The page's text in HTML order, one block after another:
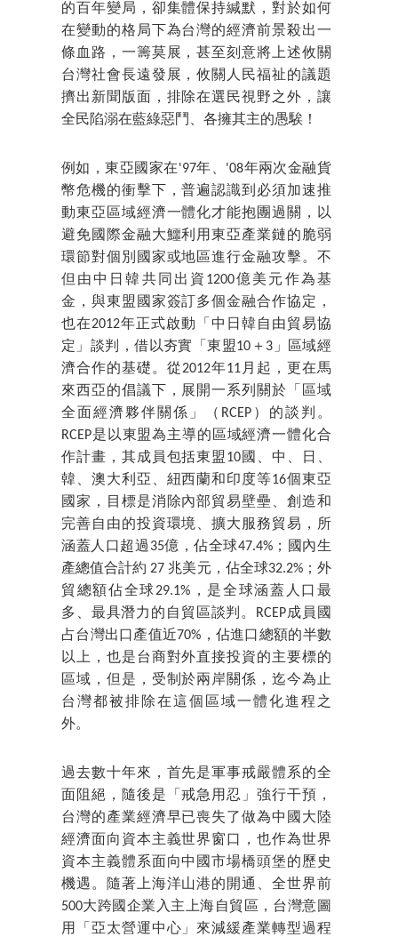
的百年變局，卻集體保持緘默，對於如何
在變動的格局下為台灣的經濟前景殺出一
條血路，一籌莫展，甚至刻意將上述攸關
台灣社會長遠發展，攸關人民福祉的議題
擠出新聞版面，排除在選民視野之外，讓
全民陷溺在藍綠惡鬥、各擁其主的愚騃！
例如，東亞國家在'97年、'08年兩次金融貨
幣危機的衝擊下，普遍認識到必須加速推
動東亞區域經濟一體化才能抱團過關，以
避免國際金融大鱷利用東亞產業鏈的脆弱
環節對個別國家或地區進行金融攻擊。不
但由中日韓共同出資1200億美元作為基
金，與東盟國家簽訂多個金融合作協定，
也在2012年正式啟動「中日韓自由貿易協
定」談判，借以夯實「東盟10＋3」區域經
濟合作的基礎。從2012年11月起，更在馬
來西亞的倡議下，展開一系列關於「區域
全面經濟夥伴關係」（RCEP）的談判。
RCEP是以東盟為主導的區域經濟一體化合
作計畫，其成員包括東盟10國、中、日、
韓、澳大利亞、紐西蘭和印度等16個東亞
國家，目標是消除內部貿易壁壘、創造和
完善自由的投資環境、擴大服務貿易，所
涵蓋人口超過35億，佔全球47.4%；國內生
產總值合計約 27 兆美元，佔全球32.2%；外
貿總額佔全球29.1%，是全球涵蓋人口最
多、最具潛力的自貿區談判。RCEP成員國
占台灣出口產值近70%，佔進口總額的半數
以上，也是台商對外直接投資的主要標的
區域，但是，受制於兩岸關係，迄今為止
台灣都被排除在這個區域一體化進程之
外。
過去數十年來，首先是軍事戒嚴體系的全
面阻絕，隨後是「戒急用忍」強行干預，
台灣的產業經濟早已喪失了做為中國大陸
經濟面向資本主義世界窗口，也作為世界
資本主義體系面向中國市場橋頭堡的歷史
機遇。隨著上海洋山港的開通、全世界前
500大跨國企業入主上海自貿區，台灣意圖
用「亞太營運中心」來減緩產業轉型過程